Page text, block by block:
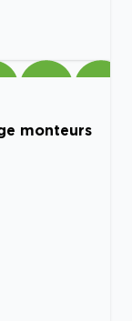
monteurs